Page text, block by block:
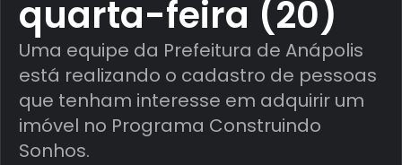
quarta-feira (20)
Uma equipe da Prefeitura de Anápolis
está realizando o cadastro de pessoas
que tenham interesse em adquirir um
imóvel no Programa Construindo
Sonhos.